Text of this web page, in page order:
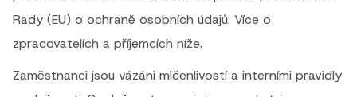
Rady (EU) o ochraně osobních údajů. Více o
zpracovatelích a příjemcích níže.
Zaměstnanci jsou vázáni mlčenlivostí a interními pravidly